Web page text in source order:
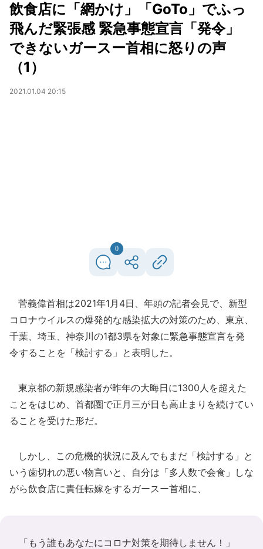
飲食店に「網かけ」「GoTo」でふっ
飛んだ緊張感 緊急事態宣言「発令」
できないガースー首相に怒りの声
（1）
2021.01.04 20:15
0
菅義偉首相は2021年1月4日、年頭の記者会見で、新型
コロナウイルスの爆発的な感染拡大の対策のため、東京、
千葉、埼玉、神奈川の1都3県を対象に緊急事態宣言を発
令することを「検討する」と表明した。
東京都の新規感染者が昨年の大晦日に1300人を超えた
ことをはじめ、首都圏で正月三が日も高止まりを続けてい
ることを受けた形だ。
しかし、この危機的状況に及んでもまだ「検討する」と
いう歯切れの悪い物言いと、自分は「多人数で会食」しな
がら飲食店に責任転嫁をするガースー首相に、
「もう誰もあなたにコロナ対策を期待しません！」